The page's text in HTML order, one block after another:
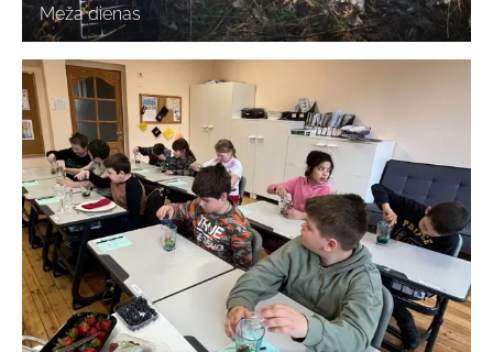
Meža dienas